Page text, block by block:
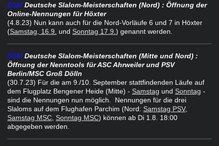
DSM Deutsche Slalom-Meisterschaften (Nord) : Öffnung der
Online-Nennungen für Höxter
(4.8.23) Nun kann auch für die Nord-Vorläufe 6 und 7 in Höxter
(Samstag, 16.9. und Sonntag 17.9. ) genannt werden.
DSM Deutsche Slalom-Meisterschaften (Mitte und Nord) :
Öffnung der Nenntools für ASC Ahrweiler und PSV
Berlin/MSC Groß Dölln
(30.7.23) Für die am 9./10. September stattfindenden Läufe auf
dem Flugplatz Bengener Heide (Mitte) - Samstag und Sonntag -
sind die Nennungen nun möglich. Nennungen für die drei
Slaloms auf dem Flughafen Parchim (Nord: Samstag PSV,
Samstag MSC Sonntag MSC) können ab Di 1.8. 18:00
abgegeben werden.